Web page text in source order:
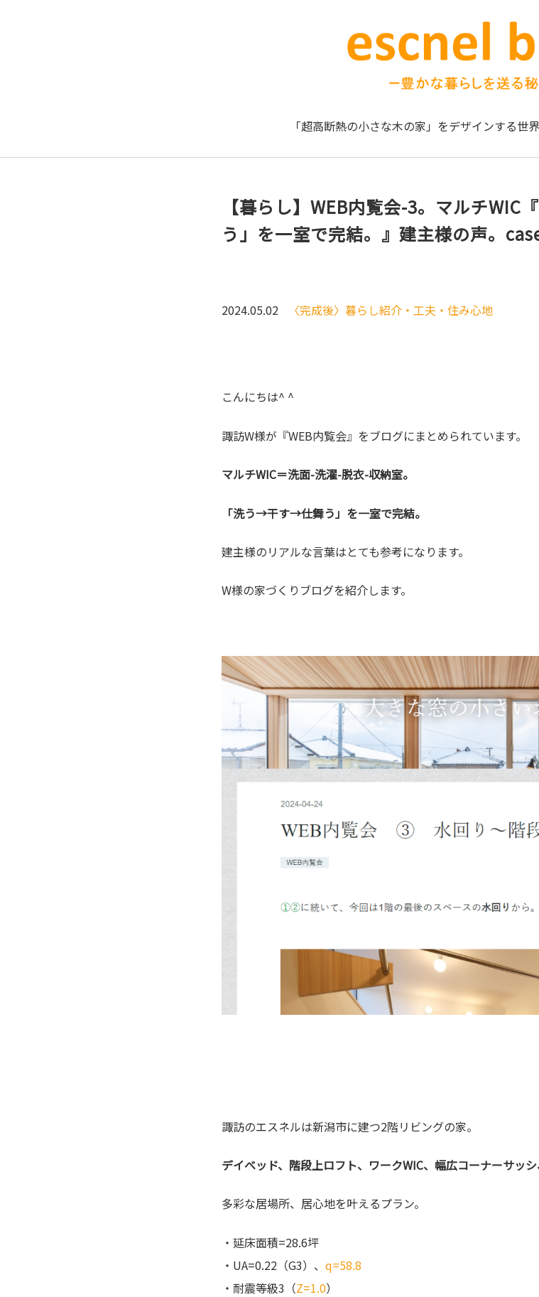
「超高断熱の小さな木の家」をデザインする世
【暮らし】WEB内覧会-3。マルチ
う」を一室で完結。』建主様の声。
2024.05.02 〈完成後〉暮らし紹介・工夫・住み心地
こんにちは^ ^
諏訪W様が『WEB内覧会』をブログにまとめられています。
マルチWIC＝洗面-洗濯-脱衣-収納室。
「洗う→干す→仕舞う」を一室で完結。
建主様のリアルな言葉はとても参考になります。
W様の家づくりブログを紹介します。
諏訪のエスネルは新潟市に建つ2階リビングの家。
デイベッド、階段上ロフト、ワークWIC、幅広コーナーサッシ
多彩な居場所、居心地を叶えるプラン。
・延床面積=28.6坪
・UA=0.22（G3）、 q=58.8
・耐震等級3（Z=1.0）